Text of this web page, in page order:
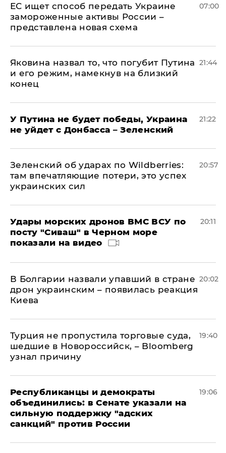
ЕС ищет способ передать Украине
замороженные активы России –
представлена новая схема
07:00
Яковина назвал то, что погубит Путина
и его режим, намекнув на близкий
конец
21:44
У Путина не будет победы, Украина
не уйдет с Донбасса – Зеленский
21:22
Зеленский об ударах по Wildberries:
там впечатляющие потери, это успех
украинских сил
20:57
Удары морских дронов ВМС ВСУ по
посту "Сиваш" в Черном море
показали на видео
20:11
В Болгарии назвали упавший в стране
дрон украинским – появилась реакция
Киева
20:02
Турция не пропустила торговые суда,
шедшие в Новороссийск, – Bloomberg
узнал причину
19:40
Республиканцы и демократы
объединились: в Сенате указали на
сильную поддержку "адских
санкций" против России
19:06